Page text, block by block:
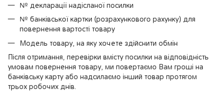
№ декларації надісланої посилки
№ банківської картки (розрахункового рахунку) для
повернення вартості товару
Модель товару, на яку хочете здійснити обмін
Після отримання, перевірки вмісту посилки на відповідність
умовам повернення товару, ми повертаємо Вам гроші на
банківську карту або надсилаємо інший товар протягом
трьох робочих днів.